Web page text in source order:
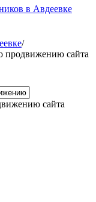
в Авдеевке
/
продвижению сайта
сайта